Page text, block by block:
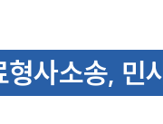
형사소송, 민